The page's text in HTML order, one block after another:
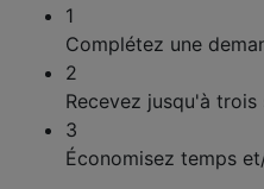
1
Complétez une
2
Recevez jusqu'à trois
3
Économisez temps